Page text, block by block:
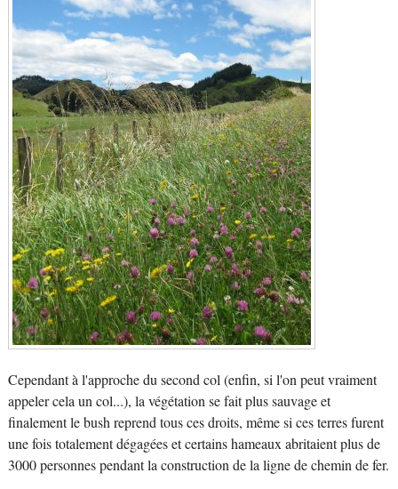
Cependant à l'approche du second col (enfin, si l'on peut vraiment
appeler cela un col...), la végétation se fait plus sauvage et
finalement le bush reprend tous ces droits, même si ces terres furent
une fois totalement dégagées et certains hameaux abritaient plus de
3000 personnes pendant la construction de la ligne de chemin de fer.